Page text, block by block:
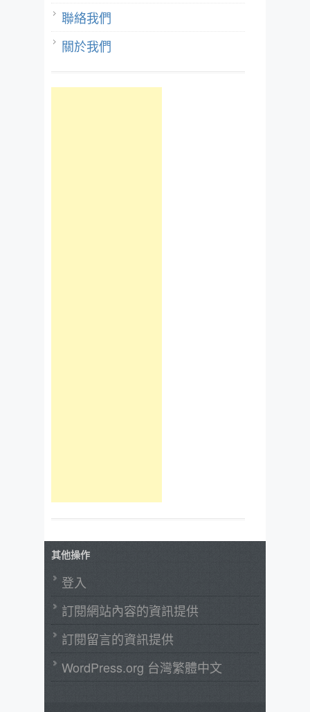
聯絡我們
關於我們
其他操作
登入
訂閱網站內容的資訊提供
訂閱留言的資訊提供
WordPress.org 台灣繁體中文